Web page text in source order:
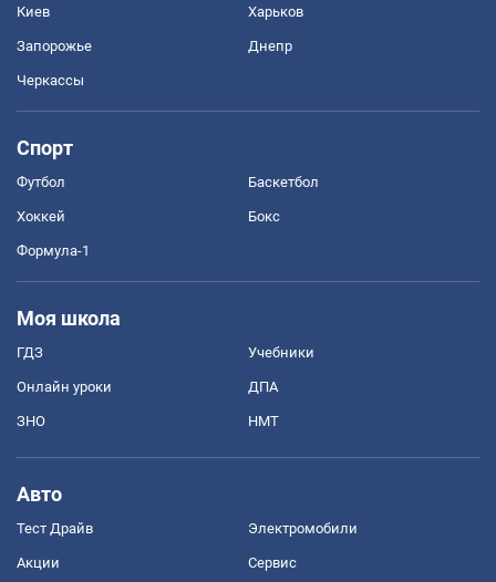
Киев Харьков
Запорожье Днепр
Черкассы
Спорт
Футбол Баскетбол
Хоккей Бокс
Формула-1
Моя школа
ГДЗ Учебники
Онлайн уроки ДПА
ЗНО НМТ
Авто
Тест Драйв Электромобили
Акции Сервис